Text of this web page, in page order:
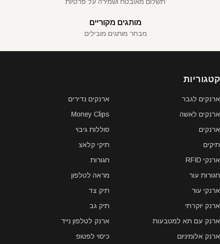
מותגים מקוריים
מבחר מותגים מובילים
קטגוריות
ארנקים לגבר
ארנקים לאשה
ארנקים
תיקים
ארנקי RFID
חגורות עור
ארנקי עור
ארנק יוקרתי
ארנק עם תא למטבעות
ארנק אלומיניום
ארנקים נדירים
Money Clips
סוללות גיבוי
תיקי קלאצ
חגורות
מראה לטלפון
תיק צד
תיק גב
ארנק לטלפון נייד
כיסוי לפטופ